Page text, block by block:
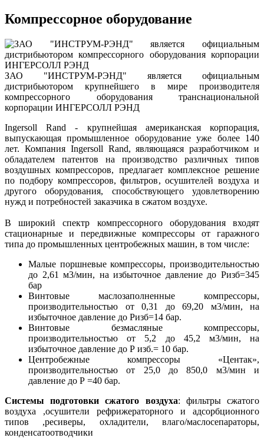
Компрессорное оборудование
ЗАО "ИНСТРУМ-РЭНД" является официальным
дистрибьютором крупнейшего в мире производителя
компрессорного оборудования транснациональной
корпорации ИНГЕРСОЛЛ РЭНД
Ingersoll Rand - крупнейшая американская корпорация,
выпускающая промышленное оборудование уже более 140
лет. Компания Ingersoll Rand, являющаяся разработчиком и
обладателем патентов на производство различных типов
воздушных компрессоров, предлагает комплексное решение
по подбору компрессоров, фильтров, осушителей воздуха и
другого оборудования, способствующего удовлетворению
нужд и потребностей заказчика в сжатом воздухе.
В широкий спектр компрессорного оборудования входят
стационарные и передвижные компрессоры от гаражного
типа до промышленных центробежных машин, в том числе:
Малые поршневые компрессоры, производительностью
до 2,61 м3/мин, на избыточное давление до Ризб=345
бар
Винтовые маслозаполненные компрессоры,
производительностью от 0,31 до 69,20 м3/мин, на
избыточное давление до Ризб=14 бар.
Винтовые безмасляные компрессоры,
производительностью от 5,2 до 45,2 м3/мин, на
избыточное давление до Р изб.= 10 бар.
Центробежные компрессоры «Центак»,
производительностью от 25,0 до 850,0 м3/мин и
давление до Р =40 бар.
Системы подготовки сжатого воздуха: фильтры сжатого
воздуха ,осушители рефрижераторного и адсорбционного
типов ,ресиверы, охладители, влаго/маслосепараторы,
конденсатоотводчики